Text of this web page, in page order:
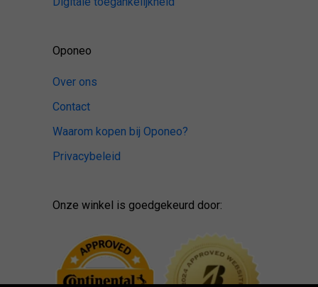
Oponeo
Over ons
Contact
Waarom kopen bij Oponeo?
Privacybeleid
Onze winkel is goedgekeurd door: